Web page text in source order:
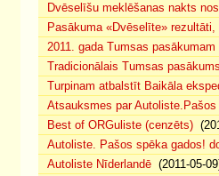
Dvēselīšu meklēšanas nakts
Pasākuma «Dvēselīte»
2011. gada Tumsas
Tradicionālais Tumsas
Turpinam atbalstīt Baikāla
Atsauksmes par
Best of ORGuliste (cenzēts)
Autoliste. Pašos spēka gados!
Autoliste Nīderlandē (2011-05-